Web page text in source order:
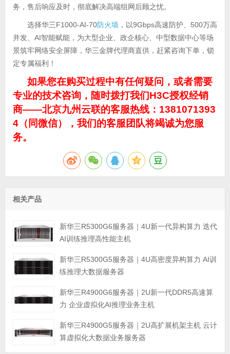
务，售后响应及时，彻底解决高端组网后顾之忧。
选择华三F1000-AI-70防火墙，以9Gbps高速防护、500万高
并发、AI智能赋能，为大型企业、政企核心、中型数据中心等场
景筑牢网络安全屏障，华三金牌代理商直供，赶紧咨询下单，锁
定专属福利！
如果您在购买过程中有任何疑问，或者需要
专业的技术咨询，随时拨打我们H3C授权经销
商——北京九州云联的客服热线：1381071393
4（同微信），我们的客服团队将竭诚为您服
务。
相关产品
新华三R5300G6服务器｜4U新一代异构算力 迭代
AI训练推理高性能主机
新华三R5300G5服务器｜4U高密度异构算力 AI训
练推理大数据服务器
新华三R4900G6服务器｜2U新一代DDR5高速算
力 企业虚拟化AI推理业务主机
新华三R4900G5服务器｜2U高扩展机架主机 云计
算虚拟化大数据业务服务器